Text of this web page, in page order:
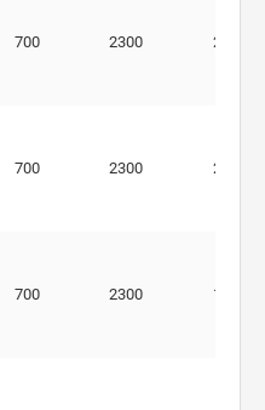
700 2300 220
700 2300 210
700 2300 190